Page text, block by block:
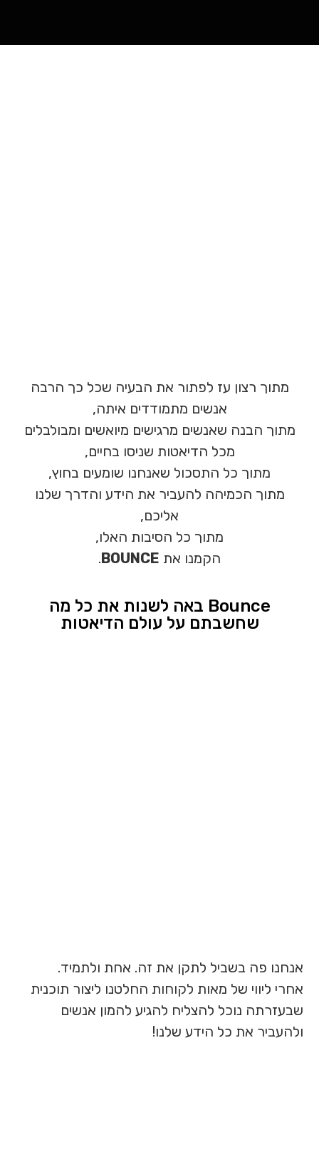
מתוך רצון עז לפתור את הבעיה שכל כך הרבה
אנשים מתמודדים איתה,
מתוך הבנה שאנשים מרגישים מיואשים ומבולבלים
מכל הדיאטות שניסו בחיים,
מתוך כל התסכול שאנחנו שומעים בחוץ,
מתוך הכמיהה להעביר את הידע והדרך שלנו
אליכם,
מתוך כל הסיבות האלו,
הקמנו את BOUNCE
.
Bounce באה לשנות את כל מה
שחשבתם על עולם הדיאטות
אנחנו פה בשביל לתקן את זה. אחת ולתמיד.
אחרי ליווי של מאות לקוחות החלטנו ליצור תוכנית
שבעזרתה נוכל להצליח להגיע להמון אנשים
ולהעביר את כל הידע שלנו!